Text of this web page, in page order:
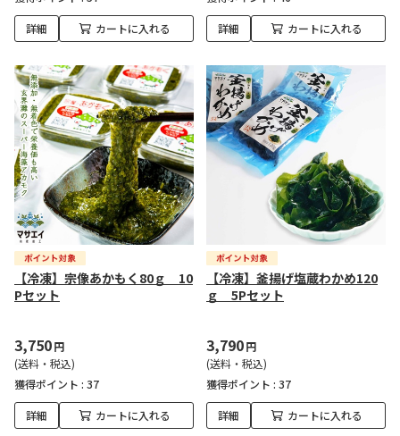
詳細 カートに入れる 詳細 カートに入れる
【冷凍】宗像あかもく80ｇ 10
Pセット
3,750円
(送料・税込)
獲得ポイント : 37
詳細 カートに入れる
【冷凍】釜揚げ塩蔵わかめ120
ｇ 5Pセット
3,790円
(送料・税込)
獲得ポイント : 37
詳細 カートに入れる